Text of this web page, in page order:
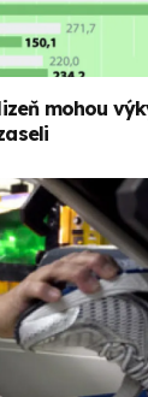
mohou